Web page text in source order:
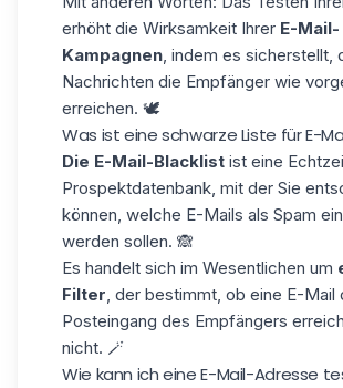
erhöht die Wirksamkeit Ihrer E-Mail-
Kampagnen , indem es sicherstellt,
Nachrichten die Empfänger wie
erreichen. 🕊️
Was ist eine schwarze Liste für E-
Die E-Mail-Blacklist ist eine
Prospektdatenbank , mit der Sie
können, welche E-Mails als Spam
werden sollen. 🙈
Es handelt sich im Wesentlichen um
Filter , der bestimmt, ob eine E-Mail
Posteingang des Empfängers
nicht. 🪄
Wie kann ich eine E-Mail-Adresse